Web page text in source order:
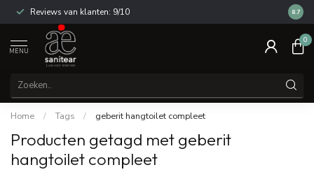
Reviews van klanten: 9/10 14
8.7
MENU
0
Home / Tags / geberit hangtoilet compleet
Producten getagd met geberit
hangtoilet compleet